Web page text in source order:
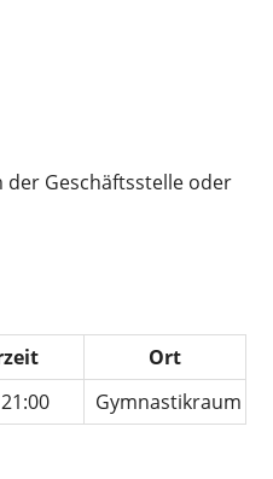
Geschäftsstelle oder
Ort
Gymnastikraum